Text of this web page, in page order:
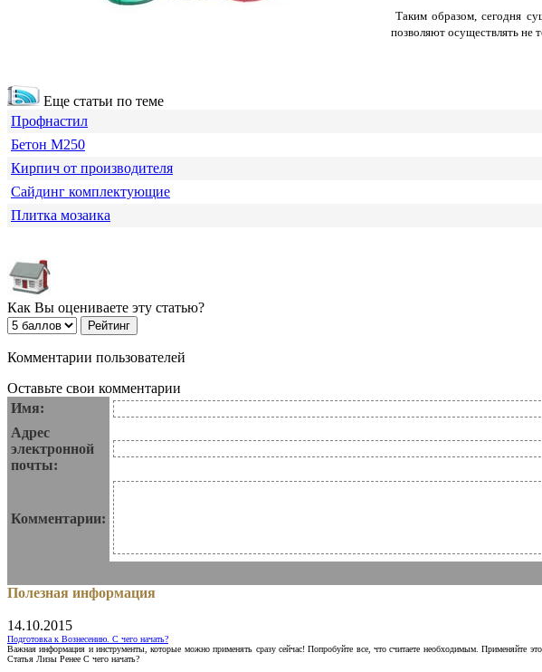
Таким образом, сегодня
позволяют осуществлять не
Еще статьи по теме
Профнастил
Бетон М250
Кирпич от производителя
Сайдинг комплектующие
Плитка мозаика
Как Вы оцениваете эту статью?
Комментарии пользователей
Оставьте свои комментарии
Имя:
Адрес
электронной
почты:
Комментарии:
Полезная информация
14.10.2015
Подготовка к Вознесению. С чего начать?
Важная информация и инструменты, которые можно применять сразу сейчас! Попробуйте все, что считаете необходимым. Применяйте
Статья Лизы Ренее С чего начать?